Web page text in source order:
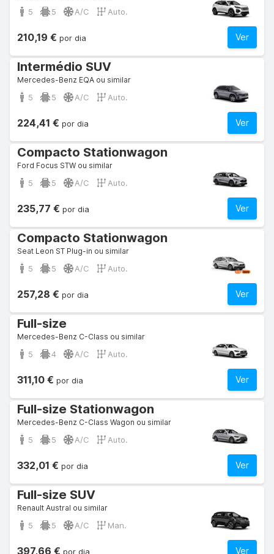
5 5 A/C Auto.
Ver
210,19 € por dia
Intermédio SUV
Mercedes-Benz EQA ou similar
5 5 A/C Auto.
Ver
224,41 € por dia
Compacto Stationwagon
Ford Focus STW ou similar
5 5 A/C Auto.
Ver
235,77 € por dia
Compacto Stationwagon
Seat Leon ST Plug-in ou similar
5 5 A/C Auto.
Ver
257,28 € por dia
Full-size
Mercedes-Benz C-Class ou similar
5 4 A/C Auto.
Ver
311,10 € por dia
Full-size Stationwagon
Mercedes-Benz C-Class Wagon ou similar
5 5 A/C Auto.
Ver
332,01 € por dia
Full-size SUV
Renault Austral ou similar
5 5 A/C Man.
Ver
397,66 € por dia